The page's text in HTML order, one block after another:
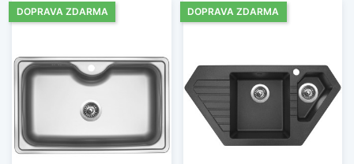
DOPRAVA ZDARMA DOPRAVA ZDARMA